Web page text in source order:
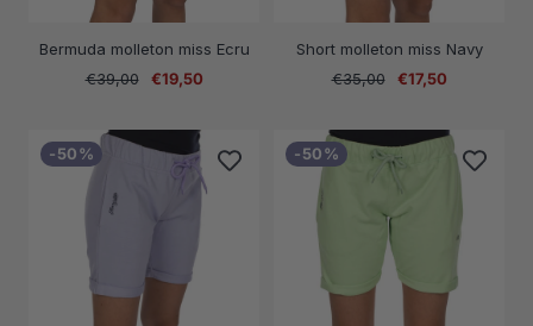
Bermuda molleton miss Ecru
Prix
€39,00
Prix
vente
€19,50
Short molleton miss Navy
Prix
€35,00
Prix
vente
€17,50
-50% -50%